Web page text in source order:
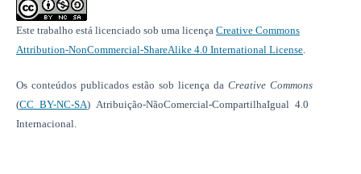
Este trabalho está licenciado sob uma licença Creative Commons
Attribution-NonCommercial-ShareAlike 4.0 International License.
Os conteúdos publicados estão sob licença da Creative Commons
(CC BY-NC-SA) Atribuição-NãoComercial-CompartilhaIgual 4.0
Internacional.